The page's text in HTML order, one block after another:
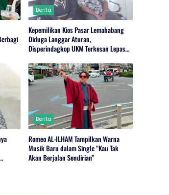
Berita
Kepemilikan Kios Pasar Lemahabang
Diduga Langgar Aturan,
Disperindagkop UKM Terkesan Lepas
Berita
Romeo AL-ILHAM Tampilkan Warna
Musik Baru dalam Single “Kau Tak
Akan Berjalan Sendirian”